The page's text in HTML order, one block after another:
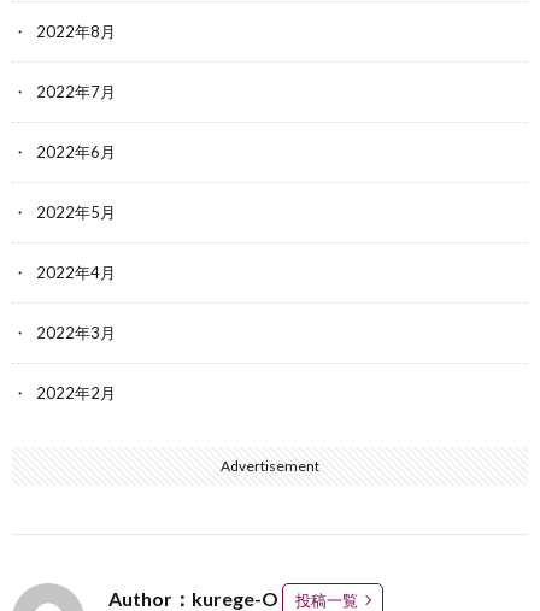
2022年8月
2022年7月
2022年6月
2022年5月
2022年4月
2022年3月
2022年2月
Advertisement
Author：kurege-O 投稿一覧